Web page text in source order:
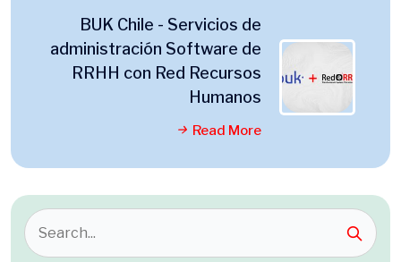
BUK Chile - Servicios de
administración Software de
RRHH con Red Recursos
Humanos
Read More